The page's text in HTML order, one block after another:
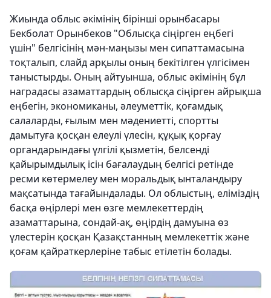
Жиында облыс әкімінің бірінші орынбасары
Бекболат Орынбеков "Облысқа сіңірген еңбегі
үшін" белгісінің мән-маңызы мен сипаттамасына
тоқталып, слайд арқылы оның бекітілген үлгісімен
таныстырды. Оның айтуынша, облыс әкімінің бұл
наградасы азаматтардың облысқа сіңірген айрықша
еңбегін, экономиканы, әлеуметтік, қоғамдық
салаларды, ғылым мен мәдениетті, спортты
дамытуға қосқан елеулі үлесін, құқық қорғау
органдарындағы үлгілі қызметін, белсенді
қайырымдылық ісін бағалаудың белгісі ретінде
ресми көтермелеу мен моральдық ынталандыру
мақсатында тағайындалады. Ол облыстың, еліміздің
басқа өңірлері мен өзге мемлекеттердің
азаматтарына, сондай-ақ, өңірдің дамуына өз
үлестерін қосқан Қазақстанның мемлекеттік және
қоғам қайраткерлеріне табыс етілетін болады.